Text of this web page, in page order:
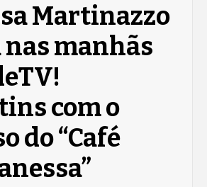
Martinazzo
manhãs
com o
do “Café